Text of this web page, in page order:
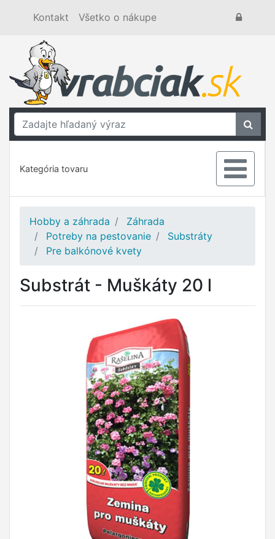
Kontakt Všetko o nákupe
Kategória tovaru
Hobby a záhrada
Záhrada
Potreby na pestovanie
Substráty
Pre balkónové kvety
Substrát - Muškáty 20 l